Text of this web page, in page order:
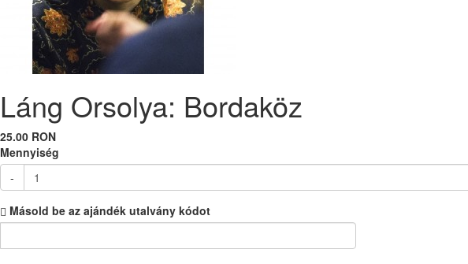
Láng Orsolya: Bordaköz
25.00 RON
Mennyiség
-
Másold be az ajándék utalvány kódot